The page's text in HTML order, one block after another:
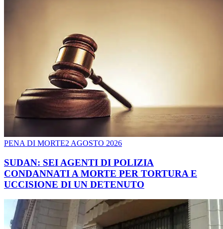
PENA DI MORTE2 AGOSTO 2026
SUDAN: SEI AGENTI DI POLIZIA
CONDANNATI A MORTE PER TORTURA E
UCCISIONE DI UN DETENUTO